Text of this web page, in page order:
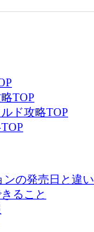
TOP
ド攻略TOP
ンの発売日と違い
ること